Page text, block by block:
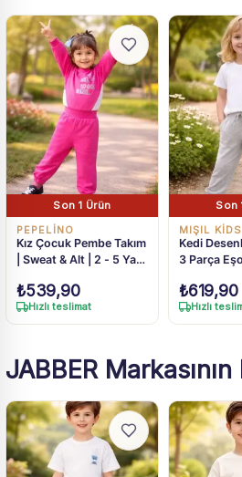
Son 1 Ürün
PEPELİNO
Kız Çocuk Pembe Takım
| Sweat & Alt | 2 - 5 Yaş
₺539,90
Hızlı teslimat
Son
MIŞIL KİDS
Kedi
3 Parça
Spor
₺619,90
Hızlı
JABBER